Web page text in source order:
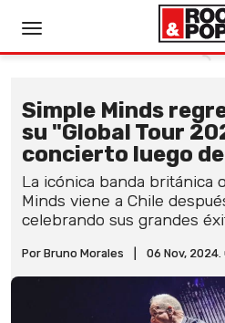
Simple Minds
su "Global Tour
concierto luego
La icónica banda británica
Minds viene a Chile
celebrando sus grandes
Por Bruno Morales 06 Nov,